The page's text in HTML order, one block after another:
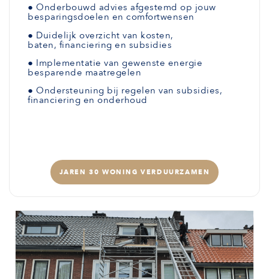
● Onderbouwd advies afgestemd op jouw
besparingsdoelen en comfortwensen
● Duidelijk overzicht van kosten,
baten, financiering en subsidies
● Implementatie van gewenste energie
besparende maatregelen
● Ondersteuning bij regelen van subsidies,
financiering en onderhoud
JAREN 30 WONING VERDUURZAMEN